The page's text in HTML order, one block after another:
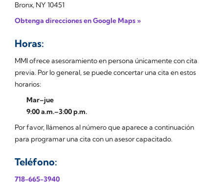
Bronx, NY 10451
Obtenga direcciones en Google Maps »
Horas:
MMI ofrece asesoramiento en persona únicamente con cita
previa. Por lo general, se puede concertar una cita en estos
horarios:
Mar–jue
9:00 a.m.–3:00 p.m.
Por favor, llámenos al número que aparece a continuación
para programar una cita con un asesor capacitado.
Teléfono:
718-665-3940